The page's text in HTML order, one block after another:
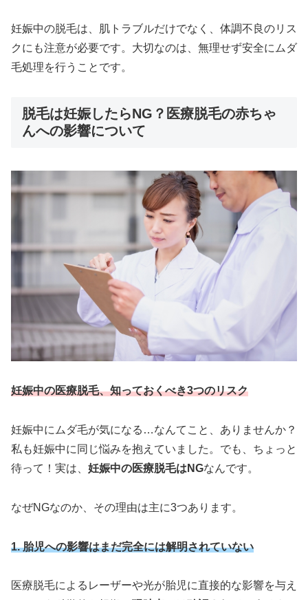
妊娠中の脱毛は、肌トラブルだけでなく、体調不良のリス
クにも注意が必要です。大切なのは、無理せず安全にムダ
毛処理を行うことです。
脱毛は妊娠したらNG？医療脱毛の赤ちゃ
んへの影響について
妊娠中の医療脱毛、知っておくべき3つのリスク
妊娠中にムダ毛が気になる…なんてこと、ありませんか？
私も妊娠中に同じ悩みを抱えていました。でも、ちょっと
待って！実は、 妊娠中の医療脱毛はNGなんです。
なぜNGなのか、その理由は主に3つあります。
1. 胎児への影響はまだ完全には解明されていない
医療脱毛によるレーザーや光が胎児に直接的な影響を与え